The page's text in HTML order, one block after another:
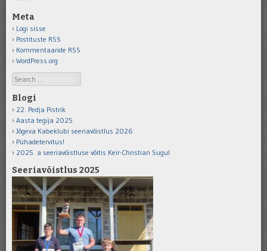
Meta
Logi sisse
Postituste RSS
Kommentaaride RSS
WordPress.org
Search
Blogi
22. Pedja Pistrik
Aasta tegija 2025
Jõgeva Kabeklubi seeriavõistlus 2026
Pühadetervitus!
2025. a seeriavõistluse võitis Keir-Christian Sugul
Seeriavõistlus 2025